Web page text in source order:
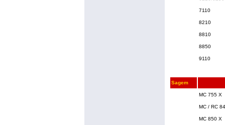
7110
8210
8810
8850
9110
Sagem
MC 755 X
MC / RC
MC 850 X